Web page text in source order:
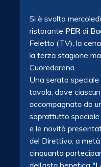
Si è svolta
ristorante PER di
Feletto (TV), la
la terza stagione
Cuoredarena.
Una serata speciale
tavola, dove
accompagnato da
soprattutto
e le novità
del Direttivo, a
cinquanta
dell’asta benefica